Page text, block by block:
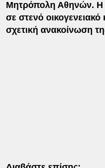
Μητρόπολη Αθηνών. Η
σε στενό
σχετική ανακοίνωση